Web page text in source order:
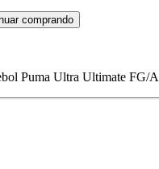
comprando
Puma Ultra Ultimate FG/